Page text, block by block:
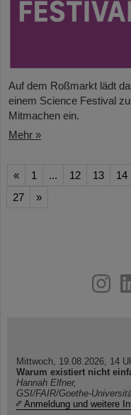
Auf dem Roßmarkt lädt
einem Science Festival
Mitmachen ein.
Mehr »
« 1 ... 12 13 14
27
»
youtube
Mittwoch, 19.08.2026, 14
Warum existiert nicht
Hannah Elfner,
GSI/FAIR/Goethe-
Anmeldung und weitere